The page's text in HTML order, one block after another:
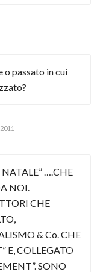
o passato in cui
….CHE
NOI.
CHE
& Co. CHE
E, COLLEGATO
SONO